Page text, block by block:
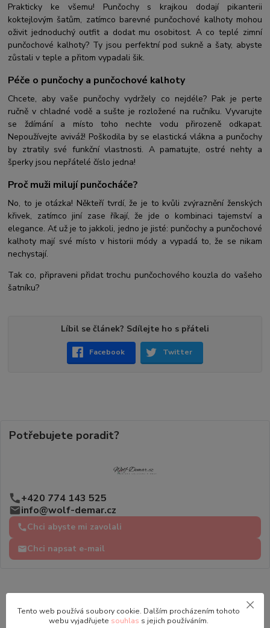
Prakticky ke všemu! Punčochy s krajkou dodají pikanterii
koktejlovým šatům, zatímco barevné punčochové kalhoty mohou
oživit jednoduchý outfit a dodat mu osobitost. A co teplé zimní
punčochové kalhoty? Ty jsou perfektní pod sukně a šaty, abyste
zůstali v teple a přitom vypadali šik.
Péče o punčochy a punčochové kalhoty
Chcete, aby vaše punčochy vydržely co nejdéle? Pak je perte
ručně v chladné vodě a sušte je rozložené na ručníku. Vyvarujte
se ždímání a místo toho nechte vodu přirozeně odkapat.
Nepoužívejte aviváž! Poškodila by se elastická vlákna a punčochy
by ztratily své funkční vlastnosti. A pamatujte, ostré nehty a
šperky jsou nepřátelé číslo jedna!
Proč muži milují punčocháče?
No, to je otázka! Někteří tvrdí, že je to kvůli zvýraznění ženských
křivek, zatímco jiní zase říkají, že jde o kombinaci tajemství a
elegance. Ať už je to jakkoli, jedno je jisté: punčochy a punčochové
kalhoty mají své místo v historii módy a vypadá to, že se nikam
nechystají.
Tak co, připraveni přidat trochu punčochového kouzla do vašeho
šatníku?
Líbil se článek? Sdílejte ho s přáteli
Facebook Twitter
Potřebujete poradit?
+420 774 143 525
info@wolf-demar.cz
Chci abyste mi zavolali
Chci napsat e-mail
Tento web používá soubory cookie. Dalším procházením tohoto
webu vyjadřujete souhlas s jejich používáním.